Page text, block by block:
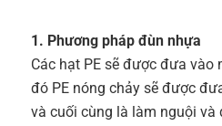
1. Phương pháp đùn nhựa
Các hạt PE sẽ được đưa vào
đó PE nóng chảy sẽ được
và cuối cùng là làm nguội và